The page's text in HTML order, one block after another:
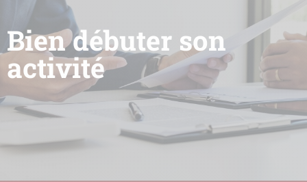
Bien débuter son
activité